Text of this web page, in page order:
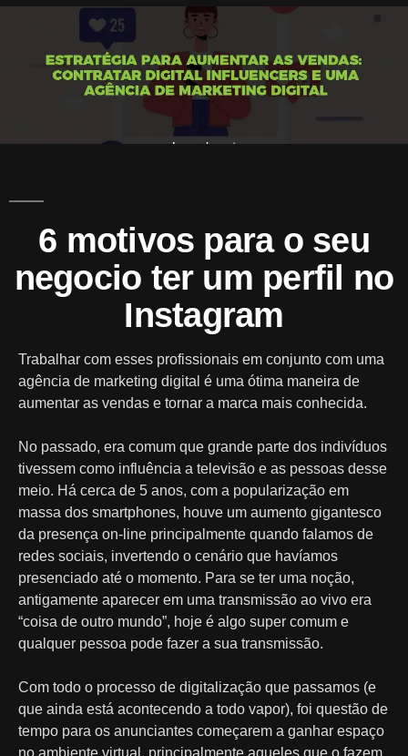
6 motivos para o seu
negocio ter um perfil no
Instagram
Trabalhar com esses profissionais em conjunto com uma
agência de marketing digital é uma ótima maneira de
aumentar as vendas e tornar a marca mais conhecida.
No passado, era comum que grande parte dos indivíduos
tivessem como influência a televisão e as pessoas desse
meio. Há cerca de 5 anos, com a popularização em
massa dos smartphones, houve um aumento gigantesco
da presença on-line principalmente quando falamos de
redes sociais, invertendo o cenário que havíamos
presenciado até o momento. Para se ter uma noção,
antigamente aparecer em uma transmissão ao vivo era
“coisa de outro mundo”, hoje é algo super comum e
qualquer pessoa pode fazer a sua transmissão.
Com todo o processo de digitalização que passamos (e
que ainda está acontecendo a todo vapor), foi questão de
tempo para os anunciantes começarem a ganhar espaço
no ambiente virtual, principalmente aqueles que o fazem